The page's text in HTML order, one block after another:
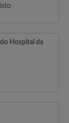
Hospital da